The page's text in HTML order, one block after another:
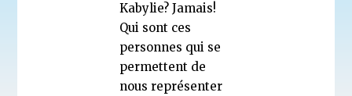
Kabylie? Jamais!
Qui sont ces
personnes qui se
permettent de
nous représenter